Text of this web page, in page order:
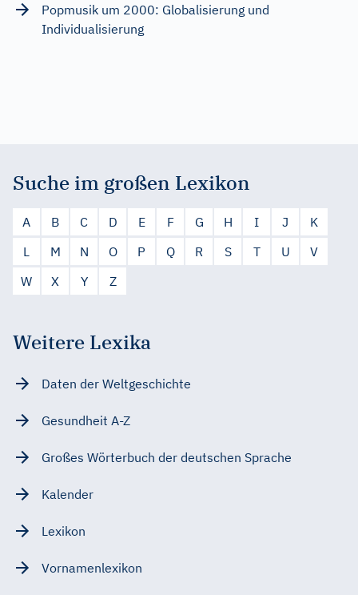
Popmusik um 2000: Globalisierung und
Individualisierung
Suche im großen Lexikon
A B C D E F G H I J
K
L
M N O P Q R S T U
V
W
X Y Z
Weitere Lexika
Daten der Weltgeschichte
Gesundheit A-Z
Großes Wörterbuch der deutschen Sprache
Kalender
Lexikon
Vornamenlexikon